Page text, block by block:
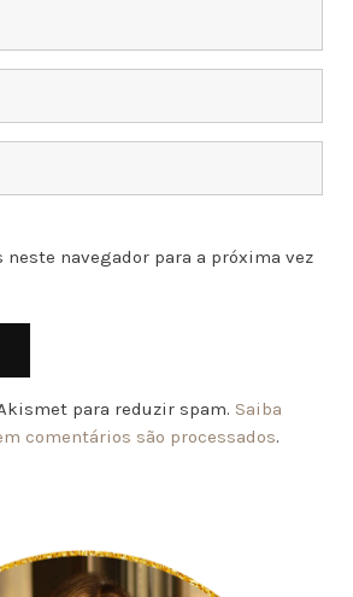
neste navegador para a próxima vez
para reduzir spam. Saiba
comentários são processados.